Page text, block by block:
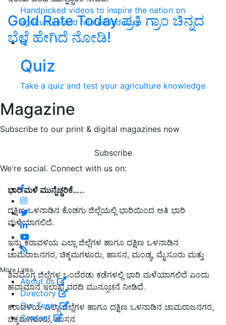
Handpicked videos to inspire the nation on
agriculture and related industry
Quiz
Take a quiz and test your agriculture knowledge
Magazine
Subscribe to our print & digital magazines now
Subscribe
We're social. Connect with us on:
More Links
About us
Directory
Our Team
Contact
Gold Rate Today ಪ್ರತಿ ಗ್ರಾಂ ಚಿನ್ನದ
ಬೆಲೆ ಹೇಗಿದೆ ನೋಡಿ!
ಭಾರಿ ಮಳೆ ಮುನ್ನೆಚ್ಚರಿಕೆ…..
ದಕ್ಷಿಣ ಒಳನಾಡಿನ ಕೊಡಗು ಜಿಲ್ಲೆಯಲ್ಲಿ ಭಾರಿಯಿಂದ ಅತಿ ಭಾರಿ
ಮಳೆಯಾಗಲಿದೆ.
ಇನ್ನು ಕರಾವಳಿಯ ಎಲ್ಲಾ ಜಿಲ್ಲೆಗಳ ಹಾಗೂ ದಕ್ಷಿಣ ಒಳನಾಡಿನ
ಚಾಮರಾಜನಗರ, ಚಿಕ್ಕಮಗಳೂರು, ಹಾಸನ, ಮಂಡ್ಯ, ಮೈಸೂರು ಮತ್ತು
ಶಿವಮೊಗ್ಗ ಜಿಲ್ಲೆಗಳ ಒಂದೆರಡು ಕಡೆಗಳಲ್ಲಿ ಭಾರಿ ಮಳೆಯಾಗಲಿದೆ ಎಂದು
ಹವಾಮಾನ ಇಲಾಖೆ ವರದಿ ಮುನ್ಸೂಚನೆ ನೀಡಿದೆ.
ಕರಾವಳಿಯ ಎಲ್ಲಾ ಜಿಲ್ಲೆಗಳ ಹಾಗೂ ದಕ್ಷಿಣ ಒಳನಾಡಿನ ಚಾಮರಾಜನಗರ,
ಚಿಕ್ಕಮಗಳೂರು, ಹಾಸನ